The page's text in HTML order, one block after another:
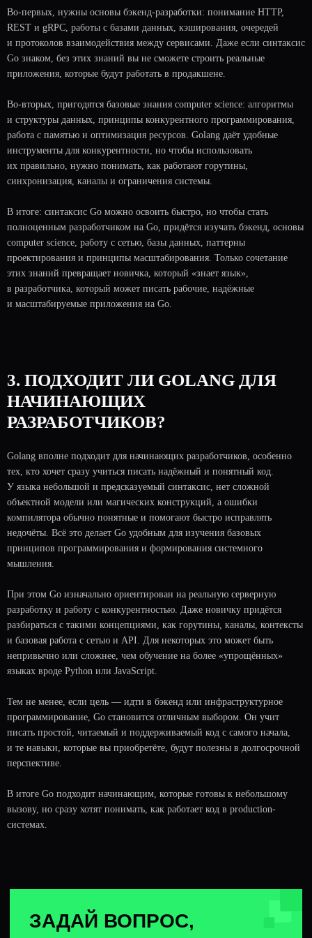
Во-первых, нужны основы бэкенд-разработки: понимание HTTP,
REST и gRPC, работы с базами данных, кэширования, очередей
и протоколов взаимодействия между сервисами. Даже если синтаксис
Go знаком, без этих знаний вы не сможете строить реальные
приложения, которые будут работать в продакшене.
Во-вторых, пригодятся базовые знания computer science: алгоритмы
и структуры данных, принципы конкурентного программирования,
работа с памятью и оптимизация ресурсов. Golang даёт удобные
инструменты для конкурентности, но чтобы использовать
их правильно, нужно понимать, как работают горутины,
синхронизация, каналы и ограничения системы.
В итоге: синтаксис Go можно освоить быстро, но чтобы стать
полноценным разработчиком на Go, придётся изучать бэкенд, основы
computer science, работу с сетью, базы данных, паттерны
проектирования и принципы масштабирования. Только сочетание
этих знаний превращает новичка, который «знает язык»,
в разработчика, который может писать рабочие, надёжные
и масштабируемые приложения на Go.
3. ПОДХОДИТ ЛИ GOLANG ДЛЯ
НАЧИНАЮЩИХ
РАЗРАБОТЧИКОВ?
Golang вполне подходит для начинающих разработчиков, особенно
тех, кто хочет сразу учиться писать надёжный и понятный код.
У языка небольшой и предсказуемый синтаксис, нет сложной
объектной модели или магических конструкций, а ошибки
компилятора обычно понятные и помогают быстро исправлять
недочёты. Всё это делает Go удобным для изучения базовых
принципов программирования и формирования системного
мышления.
При этом Go изначально ориентирован на реальную серверную
разработку и работу с конкурентностью. Даже новичку придётся
разбираться с такими концепциями, как горутины, каналы, контексты
и базовая работа с сетью и API. Для некоторых это может быть
непривычно или сложнее, чем обучение на более «упрощённых»
языках вроде Python или JavaScript.
Тем не менее, если цель — идти в бэкенд или инфраструктурное
программирование, Go становится отличным выбором. Он учит
писать простой, читаемый и поддерживаемый код с самого начала,
и те навыки, которые вы приобретёте, будут полезны в долгосрочной
перспективе.
В итоге Go подходит начинающим, которые готовы к небольшому
вызову, но сразу хотят понимать, как работает код в production-
системах.
ЗАДАЙ ВОПРОС,
А МЫ ОТВЕТИМ
Средние зарплаты Golang-разработчиков
С чего начать программирование с нуля
Как руководить командой, если ты Team
Типы данных в Golang
Как сделать собственные типы ошибок в Go
А еще регулярно отвечаем на частые вопросы по
вопрос, ты можешь оставить его в форме выше.
Вот некоторые подборки частых вопросов и
ответов от преподавателей Balun.Courses:
Ответы на вопросы по soft skills
Ответы на вопросы по Go-собеседованиям
Рекомендуем также изучить и другие
статьи по программированию